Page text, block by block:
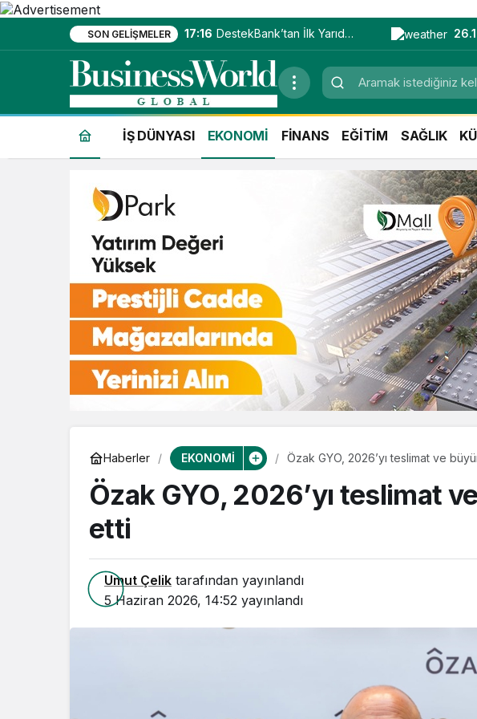
SON GELIŞMELER 17:16 DestekBank’tan İlk Yarıda
Güçlü Kâr Artışı
İŞ DÜNYASI EKONOMİ FİNANS EĞİTİM SAĞLIK
Haberler EKONOMİ Özak GYO, 2026’yı teslimat ve
Özak GYO, 2026’yı teslimat
etti
Umut Çelik tarafından yayınlandı
5 Haziran 2026, 14:52 yayınlandı